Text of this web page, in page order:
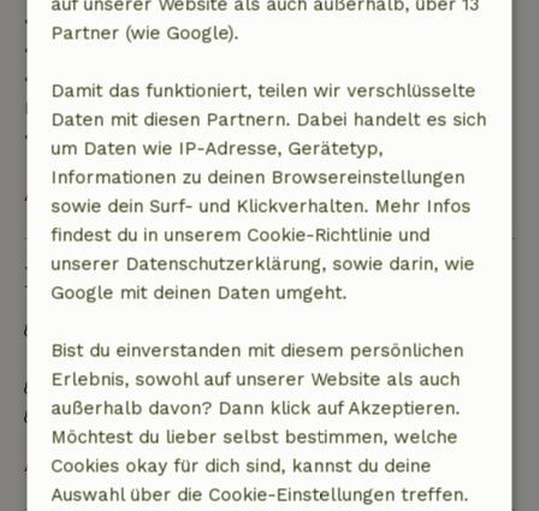
• Bis zu 42 Tage vor Anreise: 70 % Rückerstattung
• 42–28 Tage vor Anreise: 40 % Rückerstattung
• 28 Tage bis einschließlich des Anreisetags: 10 %
Rückerstattung
• Am Anreisetag oder später: keine Rückerstattung
Alles ansehen
Nachhaltigkeit
Energie versorgt
Natürliche Isolationsmaterialien
Gebaut mit natürlichen Baumaterialien
Alles ansehen
Partner (wie Google).
Damit das funktioniert, teilen wir verschlüsselte
Daten mit diesen Partnern. Dabei handelt es sich
um Daten wie IP-Adresse, Gerätetyp,
Informationen zu deinen Browsereinstellungen
sowie dein Surf- und Klickverhalten. Mehr Infos
findest du in unserem Cookie-Richtlinie und
unserer Datenschutzerklärung, sowie darin, wie
Google mit deinen Daten umgeht.
Bist du einverstanden mit diesem persönlichen
Erlebnis, sowohl auf unserer Website als auch
außerhalb davon? Dann klick auf Akzeptieren.
Möchtest du lieber selbst bestimmen, welche
Cookies okay für dich sind, kannst du deine
Auswahl über die Cookie-Einstellungen treffen.